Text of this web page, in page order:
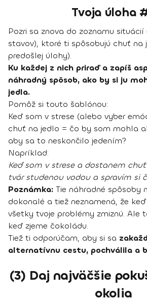
Tvoja úloha
Pozri sa znova do zoznamu
stavov), ktoré ti spôsobujú chuť na
predošlej úlohy).
Ku každej z nich priraď a zapíš
náhradný spôsob, ako by si ju
jedla.
Pomôž si touto šablónou:
Keď som v strese (alebo vyber
chuť na jedlo = čo by som mohla
aby sa to neskončilo jedením?
Napríklad:
Keď som v strese a dostanem
tvár studenou vodou a spravím si
Poznámka: Tie náhradné spôsoby
dokonalé a tiež neznamená, že
všetky tvoje problémy zmiznú. Ale
keď zjeme čokoládu.
Tiež ti odporúčam, aby si sa
alternatívnu cestu, pochválila a
(3) Daj najväčšie
okolia